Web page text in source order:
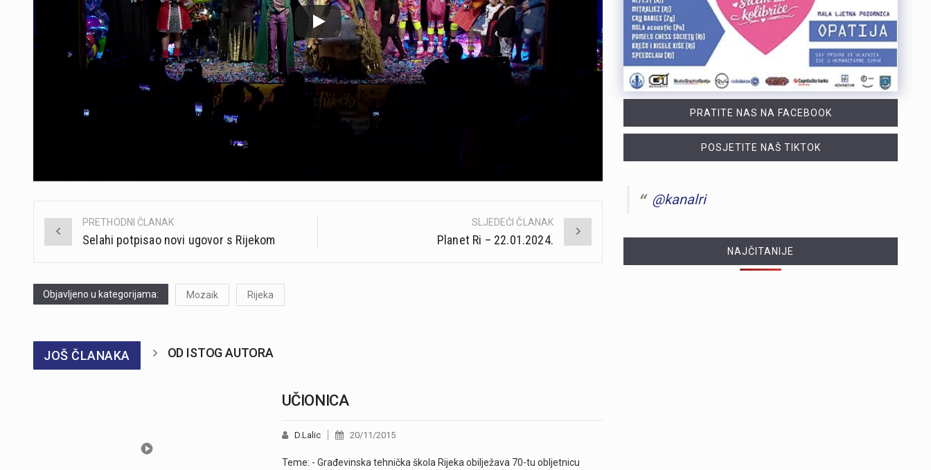
Post
navigation
PRETHODNI ČLANAK
Selahi potpisao novi ugovor s Rijekom
SLJEDEĆI ČLANAK
Planet Ri – 22.01.2024.
Objavljeno u kategorijama: Mozaik Rijeka
JOŠ ČLANAKA OD ISTOG AUTORA
UČIONICA
D.Lalic 20/11/2015
Teme: - Građevinska tehnička škola Rijeka obilježava 70-tu obljetnicu
PRATITE NAS NA FACEBOOK
POSJETITE NAŠ TIKTOK
@kanalri
NAJČITANIJE